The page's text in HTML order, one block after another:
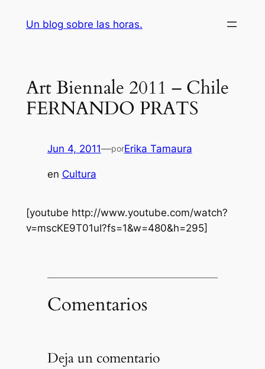
Un blog sobre las horas.
Art Biennale 2011 – Chile
FERNANDO PRATS
Jun 4, 2011—porErika Tamaura
en Cultura
[youtube http://www.youtube.com/watch?
v=mscKE9T01uI?fs=1&w=480&h=295]
Comentarios
Deja un comentario